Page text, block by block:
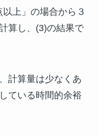
上」の場合から３
算し、(3)の結果で
計算量は少なくあ
ている時間的余裕